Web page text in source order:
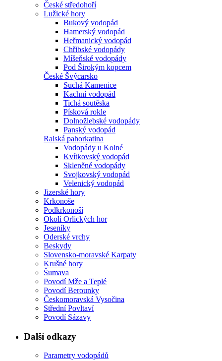
České středohoří
Lužické hory
Bukový vodopád
Hamerský vodopád
Heřmanický vodopád
Chřibské vodopády
Míšeňské vodopády
Pod Širokým kopcem
České Švýcarsko
Suchá Kamenice
Kachní vodopád
Tichá soutěska
Písková rokle
Dolnožlebské vodopády
Panský vodopád
Ralská pahorkatina
Vodopády u Kolné
Kvítkovský vodopád
Skleněné vodopády
Svojkovský vodopád
Velenický vodopád
Jizerské hory
Krkonoše
Podkrkonoší
Okolí Orlických hor
Jeseníky
Oderské vrchy
Beskydy
Slovensko-moravské Karpaty
Krušné hory
Šumava
Povodí Mže a Teplé
Povodí Berounky
Českomoravská Vysočina
Střední Povltaví
Povodí Sázavy
Další odkazy
Parametry vodopádů